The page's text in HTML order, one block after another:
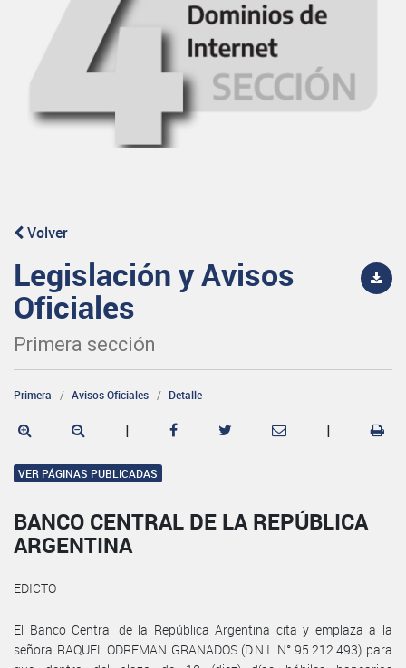
Volver
Legislación y Avisos
Oficiales
Primera sección
Primera Avisos Oficiales Detalle
| |
VER PÁGINAS PUBLICADAS
BANCO CENTRAL DE LA REPÚBLICA
ARGENTINA
EDICTO
El Banco Central de la República Argentina cita y emplaza a la
señora RAQUEL ODREMAN GRANADOS (D.N.I. N° 95.212.493) para